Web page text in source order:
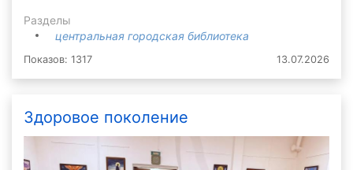
Разделы
центральная городская библиотека
Показов: 1317 13.07.2026
Здоровое поколение